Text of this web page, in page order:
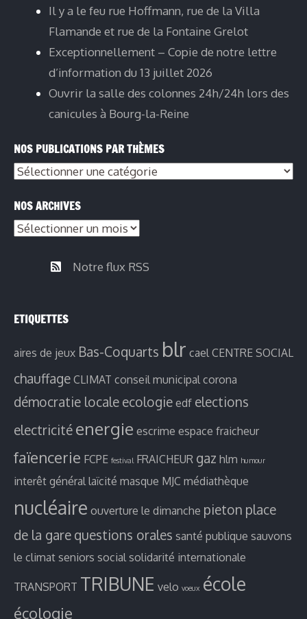
Il y a le feu rue Hoffmann, rue de la Villa
Flamande et rue de la Fontaine Grelot
Exceptionnellement – Copie de notre lettre
d’information du 13 juillet 2026
Ouvrir la salle des colonnes 24h/24h lors des
canicules à Bourg-la-Reine
NOS PUBLICATIONS PAR THÈMES
NOS ARCHIVES
Notre flux RSS
ETIQUETTES
aires de jeux Bas-Coquarts blr cael CENTRE SOCIAL
chauffage CLIMAT conseil municipal corona
démocratie locale ecologie edf elections
electricité energie escrime espace fraicheur
faïencerie FCPE festival FRAICHEUR gaz hlm humour
interêt général laïcité masque MJC médiathèque
nucléaire ouverture le dimanche pieton place
de la gare questions orales santé publique sauvons
le climat seniors social solidarité internationale
TRANSPORT TRIBUNE velo voeux école
écologie